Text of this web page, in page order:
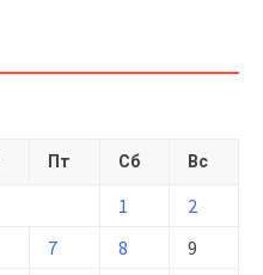
Пт Сб Вс
1
2
7 8
9